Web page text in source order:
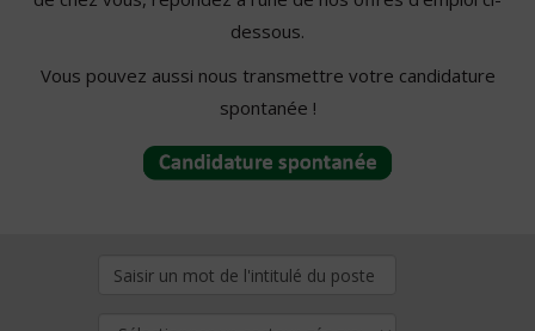
dessous.
Vous pouvez aussi nous transmettre votre candidature
spontanée !